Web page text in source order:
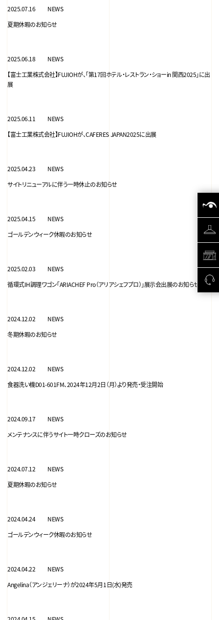
2025.07.16
NEWS
夏期休暇のお知らせ
2025.06.18
NEWS
【富士工業株式会社】FUJIOHが、「第17回ホテル・レストラン・ショーin 関西2025」に出
展
2025.06.11
NEWS
【富士工業株式会社】FUJIOHが、CAFERES JAPAN2025に出展
2025.04.23
NEWS
サイトリニューアルに伴う一時休止のお知らせ
2025.04.15
NEWS
ゴールデンウィーク休暇のお知らせ
2025.02.03
NEWS
循環式IH調理ワゴン「ARIACHEF Pro（アリアシェフプロ）」展示会出展のお知らせ
2024.12.02
NEWS
冬期休暇のお知らせ
2024.12.02
NEWS
食器洗い機D01-601FM、2024年12月2日（月）より発売・受注開始
2024.09.17
NEWS
メンテナンスに伴うサイト一時クローズのお知らせ
2024.07.12
NEWS
夏期休暇のお知らせ
2024.04.24
NEWS
ゴールデンウィーク休暇のお知らせ
2024.04.22
NEWS
Angelina（アンジェリーナ）が2024年5月1日(水)発売